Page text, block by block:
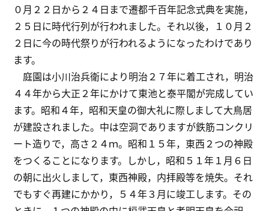
０月２２日から２４日まで遷都千百年記念式典を実施，
２５日に時代行列が行われました。それ以後，１０月２
２日に今の時代祭りが行われるようになったわけであり
ます。
庭園は小川治兵衛により明治２７年に着工され，明治
４４年から大正２年にかけて東池と泰平閣が完成してい
ます。昭和４年，昭和天皇の御大礼に際しまして大鳥居
が建設されました。中は空洞でありますが鉄筋コンクリ
ート造りで，高さ２４ｍ。昭和１５年，東西２つの神殿
をつくることになります。しかし，昭和５１年１月６日
の朝に出火しまして，東西神殿，内拝殿等を焼失。それ
でもすぐ再建にかかり，５４年３月に竣工します。その